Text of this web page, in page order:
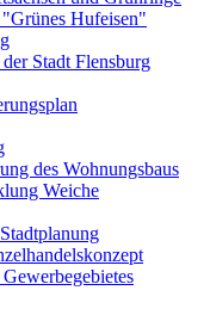
Hufeisen"
Stadt Flensburg
des Wohnungsbaus
Weiche